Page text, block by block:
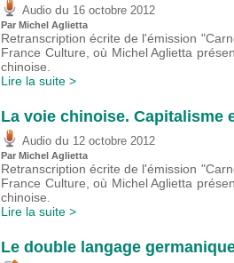
Audio du 16 octobre 2012
Par Michel Aglietta
Retranscription écrite de l'émission
France Culture, où Michel Aglietta
chinoise.
Lire la suite >
La voie chinoise. Capitalisme
Audio du 12 octobre 2012
Par Michel Aglietta
Retranscription écrite de l'émission
France Culture, où Michel Aglietta
chinoise.
Lire la suite >
Le double langage